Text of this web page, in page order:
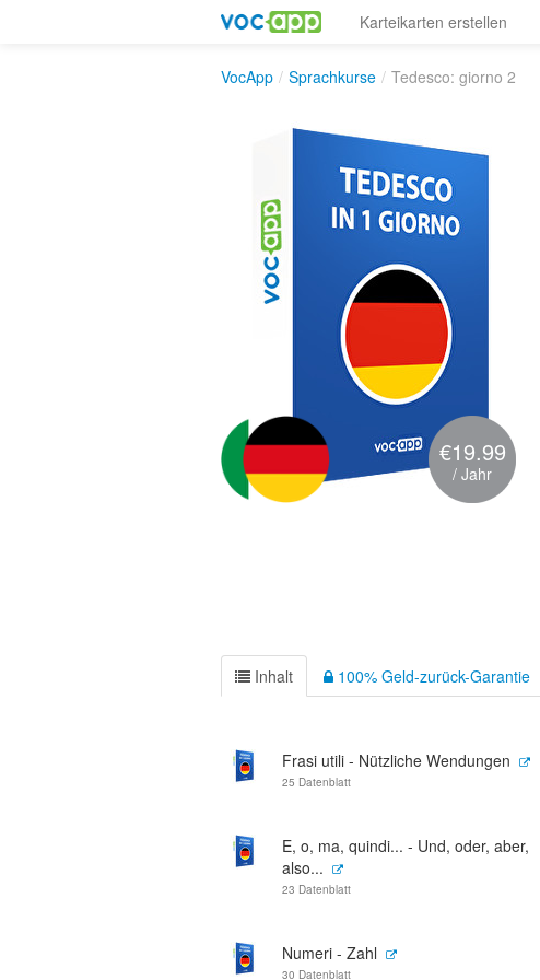
Karteikarten erstellen
VocApp / Sprachkurse / Tedesco: giorno 2
€19.99
/ Jahr
Inhalt 100% Geld-zurück-Garantie
Frasi utili - Nützliche Wendungen
25 Datenblatt
E, o, ma, quindi... - Und, oder, aber,
also...
23 Datenblatt
Numeri - Zahl
30 Datenblatt